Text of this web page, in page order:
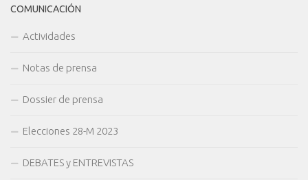
COMUNICACIÓN
Actividades
Notas de prensa
Dossier de prensa
Elecciones 28-M 2023
DEBATES y ENTREVISTAS